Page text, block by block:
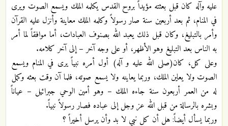
عليه وآله كان قبل بعثته مؤيداً بروح القدس يكلمه الملك ويسمع الصوت ويرى
في المنام، ثم بعد أربعين سنة صار رسولاً وكلمه الملك معاينة وأنزل عليه القرآن
وأمر بالتبليغ، وكان قبل ذلك يعبد الله بصنوف العبادات، أما موافقاً لما أمر
به الناس بعد التبليغ وهو الأظهر، أو على وجه آخر – إلى آخر كلامه.
وعلى كل، كان(صلى الله عليه و آله) أول أمره نبياً يرى في المنام ويسمع
الصوت ولا يعاين الملك، وربما يعاينه ولا يسمع صوته، فلما آن وقت بعثه وكمل
له من العمر أربعون سنة جاءه الملك – وهو أمين الوحي جبرائيل – عياناً
وبشره بالرسالة من قبل الله عز وجل إلى عباده فصار رسولاً نبياً.
وربما يسأل أيضاً: هل أن كل نبي لا بد وأن يرسل أخيراً ؟